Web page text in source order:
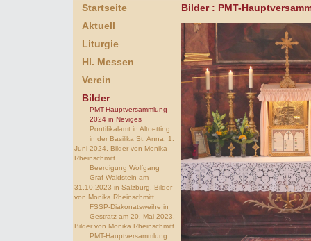
Startseite
Aktuell
Liturgie
Hl. Messen
Verein
Bilder
PMT-Hauptversammlung
2024 in Neviges
Pontifikalamt in Altoetting
in der Basilika St. Anna, 1.
Juni 2024, Bilder von Monika
Rheinschmitt
Beerdigung Wolfgang
Graf Waldstein am
31.10.2023 in Salzburg, Bilder
von Monika Rheinschmitt
FSSP-Diakonatsweihe in
Gestratz am 20. Mai 2023,
Bilder von Monika Rheinschmitt
PMT-Hauptversammlung
Bilder : PMT-